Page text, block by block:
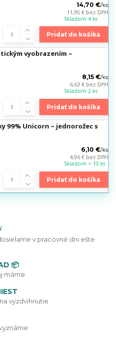
14,70 €/ks
11,95 € bez DPH
Skladom 4 ks
Pridať do košíka
vyobrazením –
8,15 €/ks
6,63 € bez DPH
Skladom 2 ks
Pridať do košíka
99% Unicorn – jednorožec s
6,10 €/ks
4,96 € bez DPH
Skladom > 10 ks
Pridať do košíka
v pracovné dni ešte
📦
máme
vyzdvihnutie